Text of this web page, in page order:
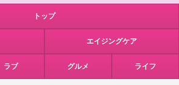
トップ
エイジングケア
ラブ グルメ ライフ